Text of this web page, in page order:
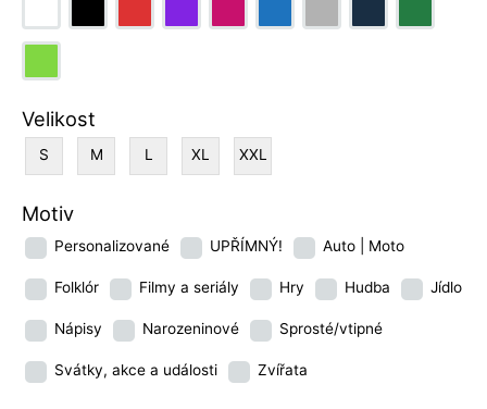
Velikost
S M L XL XXL
Motiv
Personalizované UPŘÍMNÝ! Auto | Moto
Folklór Filmy a seriály Hry Hudba Jídlo
Nápisy Narozeninové Sprosté/vtipné
Svátky, akce a události Zvířata